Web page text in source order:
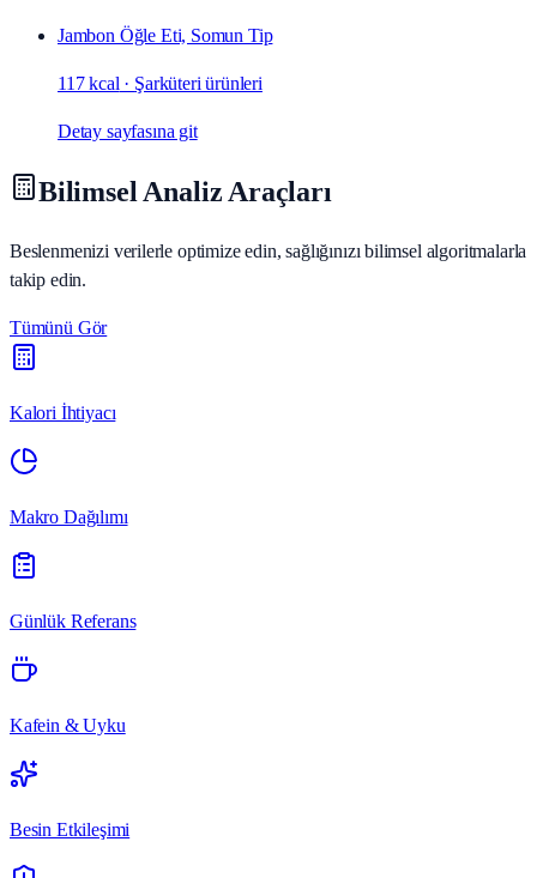
Jambon Öğle Eti, Somun Tip
117 kcal · Şarküteri ürünleri
Detay sayfasına git
Bilimsel Analiz Araçları
Beslenmenizi verilerle optimize edin, sağlığınızı bilimsel algoritmalarla
takip edin.
Tümünü Gör
Kalori İhtiyacı
Makro Dağılımı
Günlük Referans
Kafein & Uyku
Besin Etkileşimi